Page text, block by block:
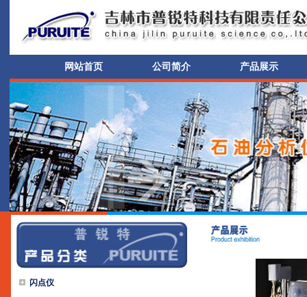
网站首页 公司简介 产品展示
闪点仪